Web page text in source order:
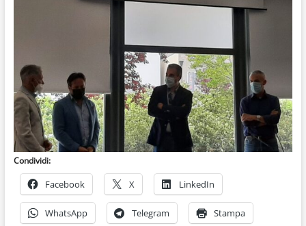
Condividi:
Facebook X LinkedIn
WhatsApp Telegram Stampa